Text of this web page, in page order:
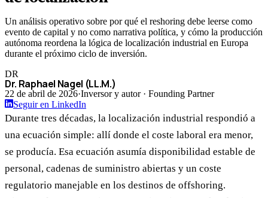
Un análisis operativo sobre por qué el reshoring debe leerse como
evento de capital y no como narrativa política, y cómo la producción
autónoma reordena la lógica de localización industrial en Europa
durante el próximo ciclo de inversión.
DR
Dr. Raphael Nagel (LL.M.)
22 de abril de 2026·Inversor y autor · Founding Partner
Seguir en LinkedIn
Durante tres décadas, la localización industrial respondió a
una ecuación simple: allí donde el coste laboral era menor,
se producía. Esa ecuación asumía disponibilidad estable de
personal, cadenas de suministro abiertas y un coste
regulatorio manejable en los destinos de offshoring.